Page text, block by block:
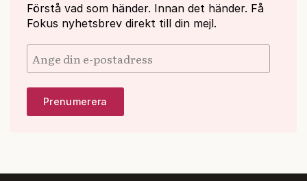
Förstå vad som händer. Innan det händer. Få
Fokus nyhetsbrev direkt till din mejl.